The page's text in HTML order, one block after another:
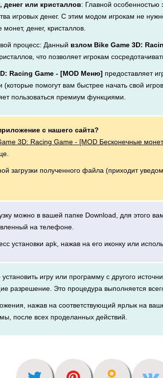
денег или кристаллов: Главной особенностью
игровых денег. С этим модом игрокам не
денег, кристаллов.
процесс: Данный взлом Bike Game 3D:
что позволяет игрокам
Racing Game - [MOD Меню] предоставляет
(которые помогут вам быстрее начать свой
пользоваться премиум функциями.
с нашего сайта?
3D: Racing Game - [MOD Бесконечные
загрузки полученного файла (приходит
можно в вашей папке Download, для этого
на телефоне.
установки apk, нажав на его иконку или
установить игру или программу с другого
разрешение. Это процедура выполняется
нажав на соответствующий ярлык на
после всех проделанных действий.